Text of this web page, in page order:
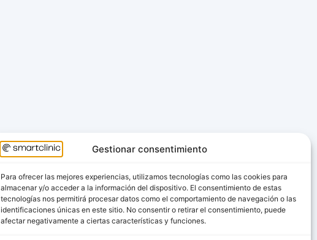
Gestionar consentimiento
Para ofrecer las mejores experiencias, utilizamos tecnologías como las cookies para
almacenar y/o acceder a la información del dispositivo. El consentimiento de estas
tecnologías nos permitirá procesar datos como el comportamiento de navegación o las
identificaciones únicas en este sitio. No consentir o retirar el consentimiento, puede
afectar negativamente a ciertas características y funciones.